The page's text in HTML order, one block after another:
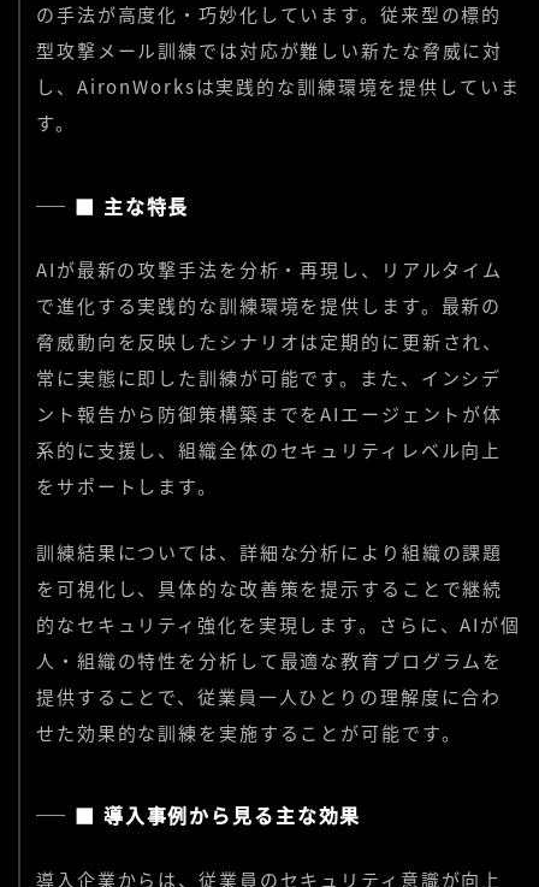
の手法が高度化・巧妙化しています。従来型の標的
型攻撃メール訓練では対応が難しい新たな脅威に対
し、AironWorksは実践的な訓練環境を提供していま
す。
■ 主な特長
AIが最新の攻撃手法を分析・再現し、リアルタイム
で進化する実践的な訓練環境を提供します。最新の
脅威動向を反映したシナリオは定期的に更新され、
常に実態に即した訓練が可能です。また、インシデ
ント報告から防御策構築までをAIエージェントが体
系的に支援し、組織全体のセキュリティレベル向上
をサポートします。
訓練結果については、詳細な分析により組織の課題
を可視化し、具体的な改善策を提示することで継続
的なセキュリティ強化を実現します。さらに、AIが個
人・組織の特性を分析して最適な教育プログラムを
提供することで、従業員一人ひとりの理解度に合わ
せた効果的な訓練を実施することが可能です。
■ 導入事例から見る主な効果
導入企業からは、従業員のセキュリティ意識が向上